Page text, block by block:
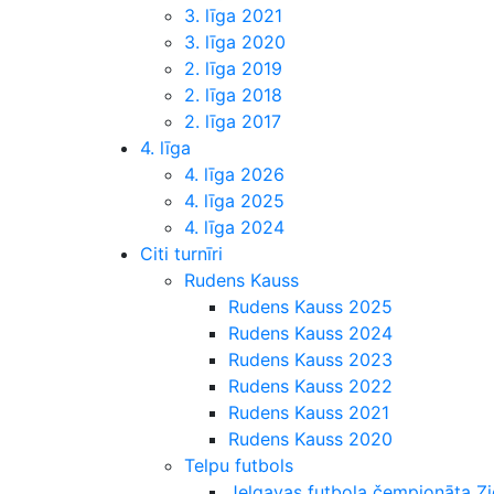
3. līga 2021
3. līga 2020
2. līga 2019
2. līga 2018
2. līga 2017
4. līga
4. līga 2026
4. līga 2025
4. līga 2024
Citi turnīri
Rudens Kauss
Rudens Kauss 2025
Rudens Kauss 2024
Rudens Kauss 2023
Rudens Kauss 2022
Rudens Kauss 2021
Rudens Kauss 2020
Telpu futbols